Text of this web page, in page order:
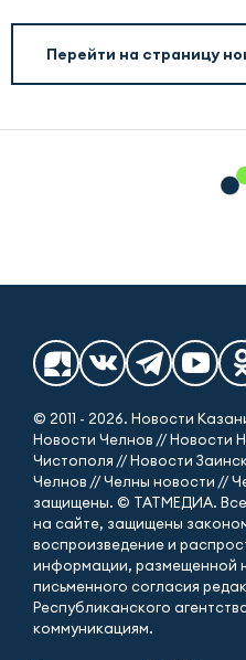
Перейти на страницу
© 2011 - 2026. Новости
Новости Челнов // Новости
Чистополя // Новости
Челнов // Челны новости //
защищены. © ТАТМЕДИА.
на сайте, защищены
воспроизведение и
информации, размещенной
письменного согласия
Республиканского
коммуникациям.